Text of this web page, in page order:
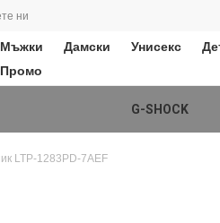
ни
Мъжки Дамски Унисекс
Промо
G-SHOCK
LTP-1283PD-7AEF